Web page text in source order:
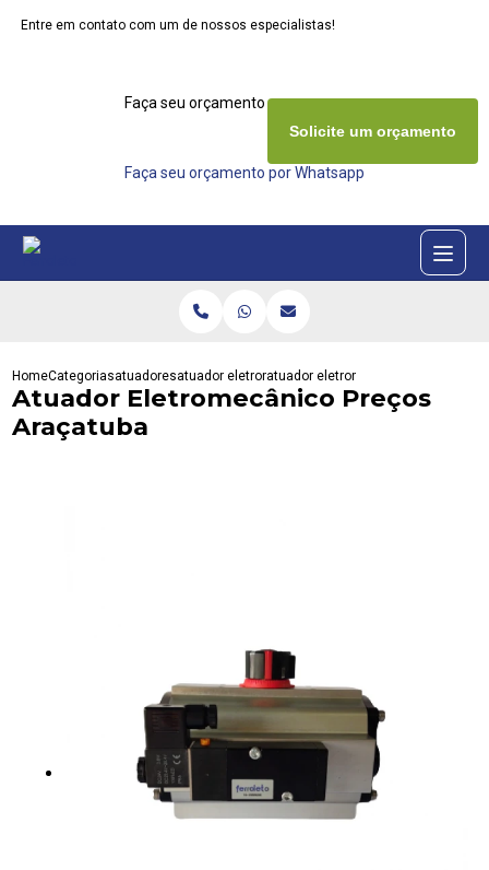
Entre em contato com um de nossos especialistas!
Faça seu orçamento agora mesmo
Faça seu orçamento por Whatsapp
Solicite um orçamento
HomeCategoriasatuadoresatuador eletromecanicoatuador eletromecanico precos
Atuador Eletromecânico Preços
Araçatuba